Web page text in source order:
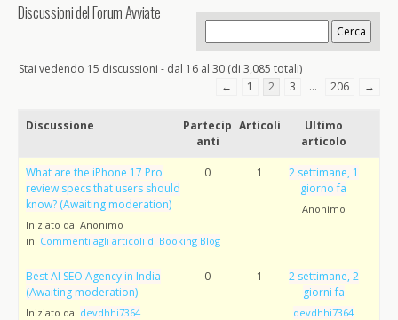
Discussioni del Forum Avviate
Stai vedendo 15 discussioni - dal 16 al 30 (di 3,085 totali)
←
1 2 3 … 206 →
Discussione
Partecip
anti
Articoli
Ultimo
articolo
What are the iPhone 17 Pro
review specs that users should
know? (Awaiting moderation)
Iniziato da: Anonimo
in: Commenti agli articoli di Booking Blog
0 1
2 settimane, 1
giorno fa
Anonimo
Best AI SEO Agency in India
(Awaiting moderation)
Iniziato da: devdhhi7364
0 1
2 settimane, 2
giorni fa
devdhhi7364